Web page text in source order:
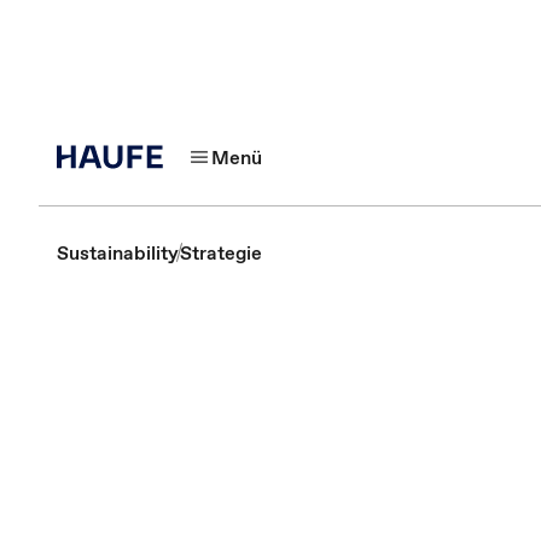
Menü
SustainabilityStrategie